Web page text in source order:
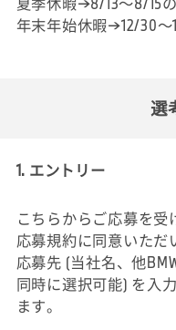
年末年始休暇→12/30～
選
1. エントリー
こちらからご応募を受
応募規約に同意いただ
応募先 (当社名、他
同時に選択可能) を入
ます。